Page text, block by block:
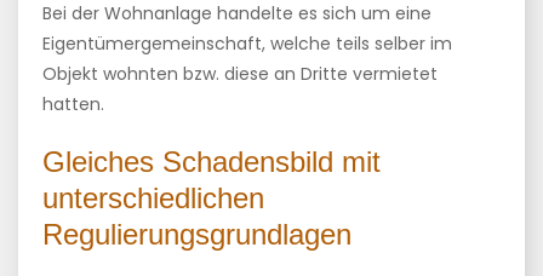
Bei der Wohnanlage handelte es sich um eine
Eigentümergemeinschaft, welche teils selber im
Objekt wohnten bzw. diese an Dritte vermietet
hatten.
Gleiches Schadensbild mit
unterschiedlichen
Regulierungsgrundlagen